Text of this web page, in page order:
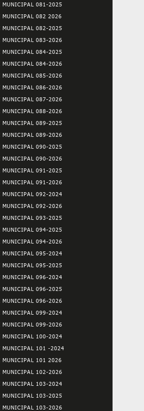
MUNICIPAL 081-2025
MUNICIPAL 082 2026
MUNICIPAL 082-2025
MUNICIPAL 083-2026
MUNICIPAL 084-2025
MUNICIPAL 084-2026
MUNICIPAL 085-2026
MUNICIPAL 086-2026
MUNICIPAL 087-2026
MUNICIPAL 088-2026
MUNICIPAL 089-2025
MUNICIPAL 089-2026
MUNICIPAL 090-2025
MUNICIPAL 090-2026
MUNICIPAL 091-2025
MUNICIPAL 091-2026
MUNICIPAL 092-2024
MUNICIPAL 092-2026
MUNICIPAL 093-2025
MUNICIPAL 094-2025
MUNICIPAL 094-2026
MUNICIPAL 095-2024
MUNICIPAL 095-2025
MUNICIPAL 096-2024
MUNICIPAL 096-2025
MUNICIPAL 096-2026
MUNICIPAL 099-2024
MUNICIPAL 099-2026
MUNICIPAL 100-2024
MUNICIPAL 101 -2024
MUNICIPAL 101 2026
MUNICIPAL 102-2026
MUNICIPAL 103-2024
MUNICIPAL 103-2025
MUNICIPAL 103-2026